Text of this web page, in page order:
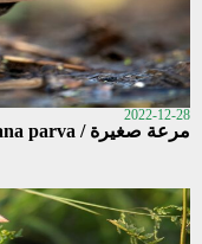
2022-12-28
مرعة صغيرة / Porzana parva